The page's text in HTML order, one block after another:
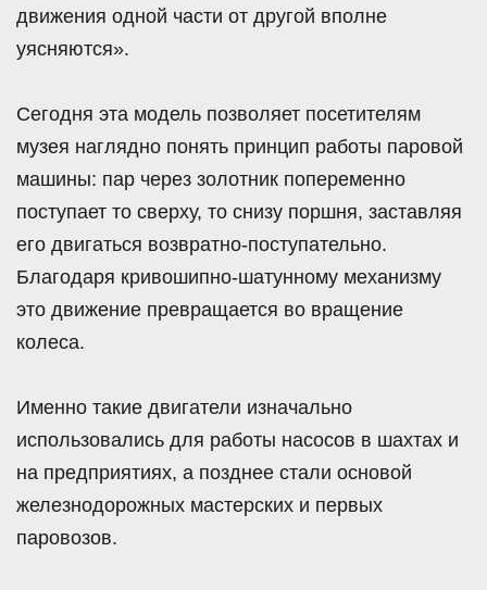
движения одной части от другой вполне
уясняются».
Сегодня эта модель позволяет посетителям
музея наглядно понять принцип работы паровой
машины: пар через золотник попеременно
поступает то сверху, то снизу поршня, заставляя
его двигаться возвратно-поступательно.
Благодаря кривошипно-шатунному механизму
это движение превращается во вращение
колеса.
Именно такие двигатели изначально
использовались для работы насосов в шахтах и
на предприятиях, а позднее стали основой
железнодорожных мастерских и первых
паровозов.